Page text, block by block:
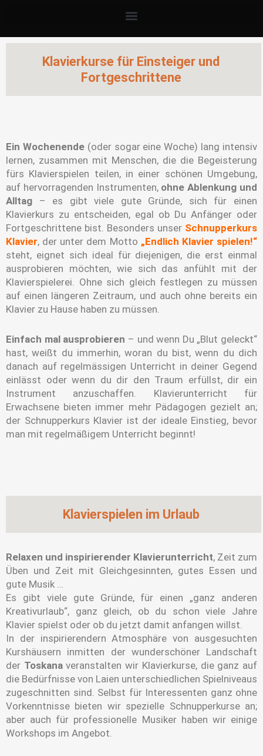
Klavierkurse für Einsteiger und
Fortgeschrittene
Ein Wochenende(oder sogar eine Woche) lang intensiv
lernen, zusammen mit Menschen, die die Begeisterung
fürs Klavierspielen teilen, in einer schönen Umgebung,
auf hervorragenden Instrumenten, ohne Ablenkung und
Alltag – es gibt viele gute Gründe, sich für einen
Klavierkurs zu entscheiden, egal ob Du Anfänger oder
Fortgeschrittene bist. Besonders unser Schnupperkurs
Klavier, der unter dem Motto „Endlich Klavier spielen!“
steht, eignet sich ideal für diejenigen, die erst einmal
ausprobieren möchten, wie sich das anfühlt mit der
Klavierspielerei. Ohne sich gleich festlegen zu müssen
auf einen längeren Zeitraum, und auch ohne bereits ein
Klavier zu Hause haben zu müssen.
Einfach mal ausprobieren – und wenn Du „Blut geleckt“
hast, weißt du immerhin, woran du bist, wenn du dich
danach auf regelmässigen Unterricht in deiner Gegend
einlässt oder wenn du dir den Traum erfüllst, dir ein
Instrument anzuschaffen. Klavierunterricht für
Erwachsene bieten immer mehr Pädagogen gezielt an;
der Schnupperkurs Klavier ist der ideale Einstieg, bevor
man mit regelmäßigem Unterricht beginnt!
Klavierspielen im Urlaub
Relaxen und inspirierender Klavierunterricht, Zeit zum
Üben und Zeit mit Gleichgesinnten, gutes Essen und
gute Musik …
Es gibt viele gute Gründe, für einen „ganz anderen
Kreativurlaub“, ganz gleich, ob du schon viele Jahre
Klavier spielst oder ob du jetzt damit anfangen willst.
In der inspirierendern Atmosphäre von ausgesuchten
Kurshäusern inmitten der wunderschöner Landschaft
der Toskanaveranstalten wir Klavierkurse, die ganz auf
die Bedürfnisse von Laien unterschiedlichen Spielniveaus
zugeschnitten sind. Selbst für Interessenten ganz ohne
Vorkenntnisse bieten wir spezielle Schnupperkurse an;
aber auch für professionelle Musiker haben wir einige
Workshops im Angebot.